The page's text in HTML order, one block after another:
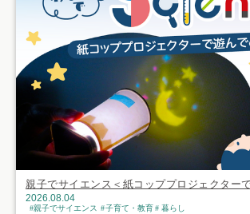
親子でサイエンス＜紙コッププロジェクター
2026.08.04
親子でサイエンス 子育て・教育 暮らし